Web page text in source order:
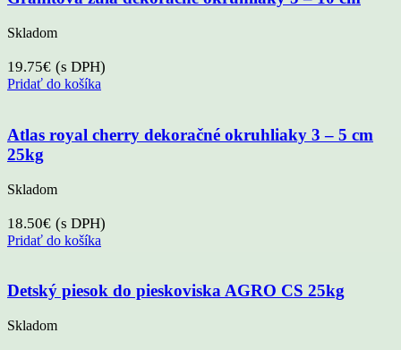
Skladom
19.75€ (s DPH)
Pridať do košíka
Atlas royal cherry dekoračné okruhliaky 3 – 5 cm
25kg
Skladom
18.50€ (s DPH)
Pridať do košíka
Detský piesok do pieskoviska AGRO CS 25kg
Skladom